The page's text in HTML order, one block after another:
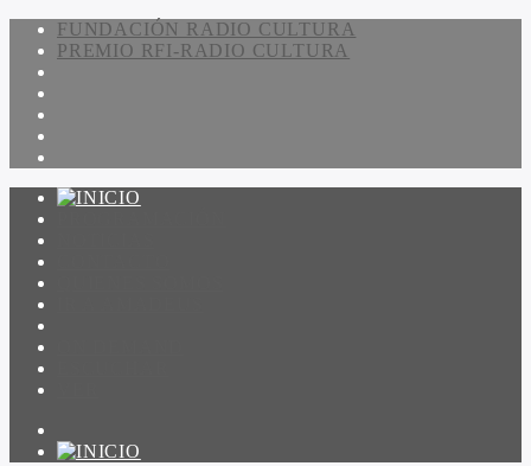
FUNDACIÓN RADIO CULTURA
PREMIO RFI-RADIO CULTURA